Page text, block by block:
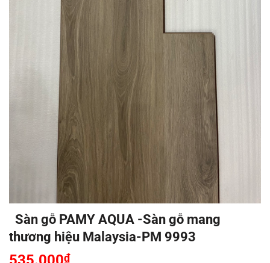
Sàn gỗ PAMY AQUA -Sàn gỗ mang
thương hiệu Malaysia-PM 9993
₫